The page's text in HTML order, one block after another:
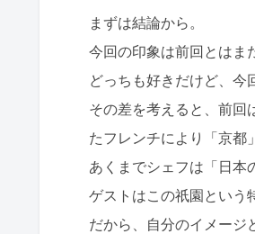
まずは結論から。
今回の印象は前回とはま
どっちも好きだけど、今
その差を考えると、前回
たフレンチにより「京都
あくまでシェフは「日本
ゲストはこの祇園という
だから、自分のイメージ